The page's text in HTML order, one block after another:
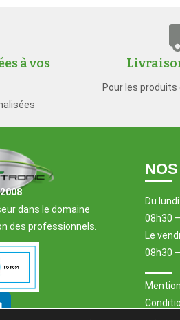
à vos
Pour les
dans le domaine
des professionnels.
Du
08h30
Le
08h30